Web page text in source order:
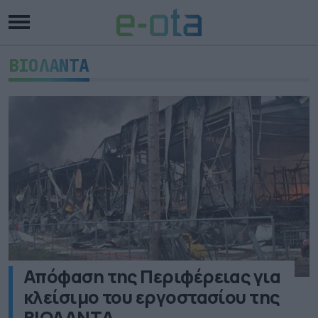
ΒΙΟΛΑΝΤΑ
Απόφαση της Περιφέρειας για
κλείσιμο του εργοστασίου της